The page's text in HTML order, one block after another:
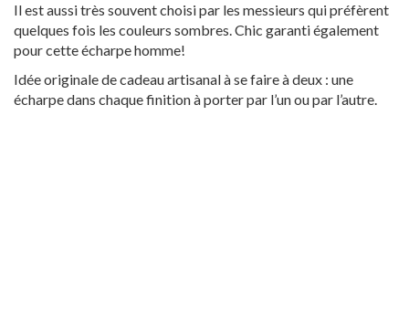
Il est aussi très souvent choisi par les messieurs qui préfèrent
quelques fois les couleurs sombres. Chic garanti également
pour cette écharpe homme!
Idée originale de cadeau artisanal à se faire à deux : une
écharpe dans chaque finition à porter par l’un ou par l’autre.